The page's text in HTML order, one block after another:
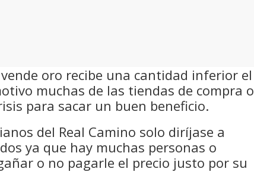
oro recibe una cantidad inferior el
muchas de las tiendas de compra o
para sacar un buen beneficio.
del Real Camino solo diríjase a
ya que hay muchas personas o
o no pagarle el precio justo por su